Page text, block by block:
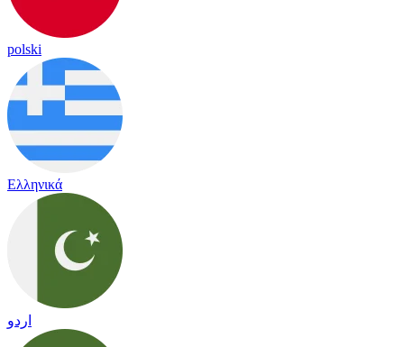
polski
Ελληνικά
اردو